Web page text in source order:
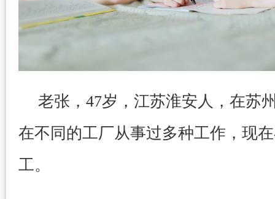
老张，47岁，江苏淮安人，在苏
在不同的工厂从事过多种工作，现
工。